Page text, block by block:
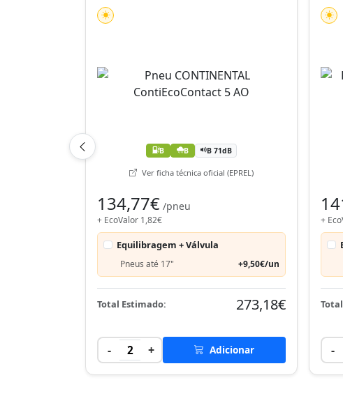
B B B 71dB
Ver ficha técnica oficial (EPREL)
134,77€ /pneu
+ EcoValor 1,82€
Equilibragem + Válvula
Pneus até 17" +9,50€/un
Total Estimado: 273,18€
- 2 + Adicionar
+
-